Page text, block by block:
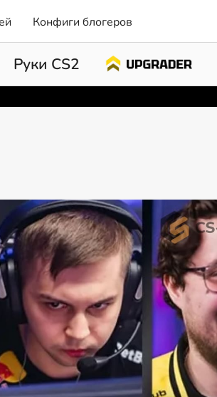
Конфиги блогеров
Руки CS2